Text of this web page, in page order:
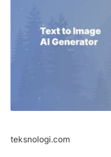
teksnologi.com